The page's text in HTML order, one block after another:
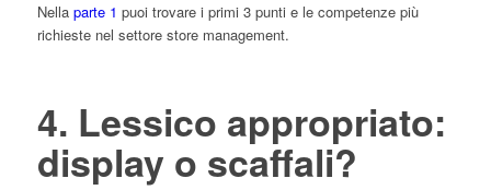
Nella parte 1 puoi trovare i primi 3 punti e le competenze più
richieste nel settore store management.
4. Lessico appropriato:
display o scaffali?